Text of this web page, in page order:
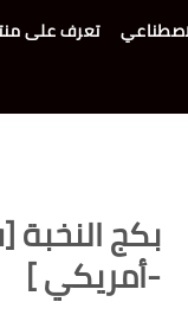
تعرف على
بكج
-أمريكي ]